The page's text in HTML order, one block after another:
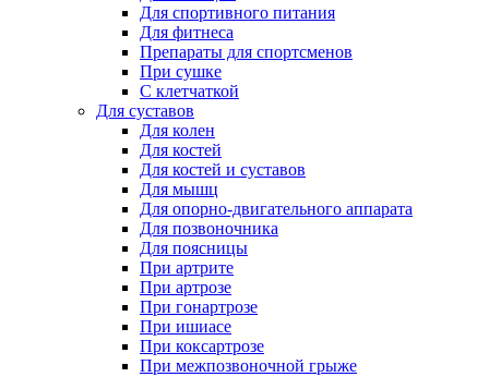
Для спортивного питания
Для фитнеса
Препараты для спортсменов
При сушке
С клетчаткой
Для суставов
Для колен
Для костей
Для костей и суставов
Для мышц
Для опорно-двигательного аппарата
Для позвоночника
Для поясницы
При артрите
При артрозе
При гонартрозе
При ишиасе
При коксартрозе
При межпозвоночной грыже